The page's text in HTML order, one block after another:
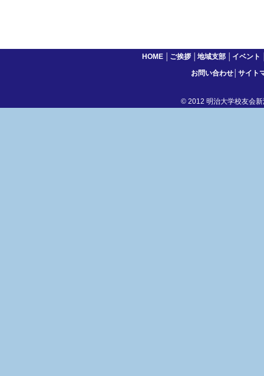
HOME ご挨拶 地域支部 イベント
お問い合わせ サイト
© 2012 明治大学校友会新